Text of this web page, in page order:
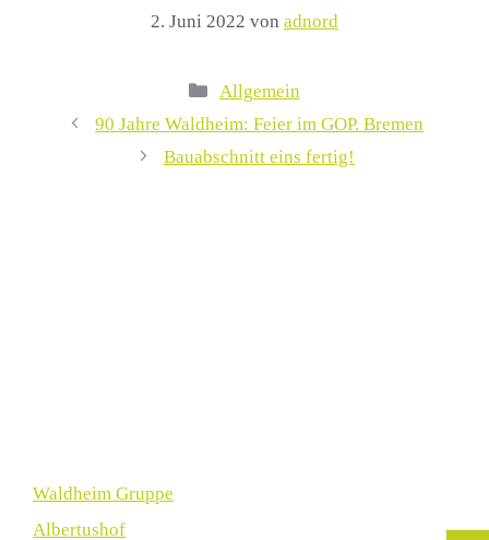
2. Juni 2022 von adnord
Kategorien
Allgemein
90 Jahre Waldheim: Feier im GOP. Bremen
Bauabschnitt eins fertig!
Waldheim Gruppe
Albertushof